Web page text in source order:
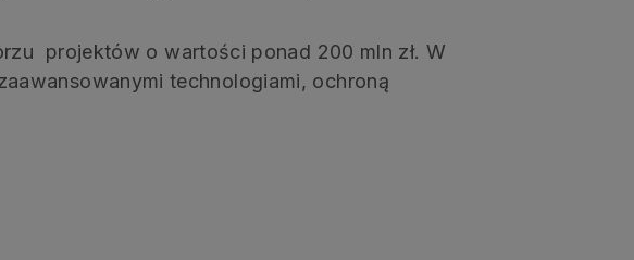
projektów o wartości ponad 200 mln zł. W
technologiami, ochroną